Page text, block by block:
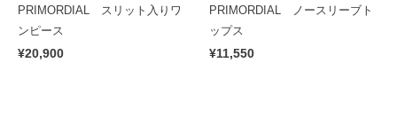
PRIMORDIAL スリット入りワ
ンピース
¥20,900
PRIMORDIAL ノースリーブト
ップス
¥11,550